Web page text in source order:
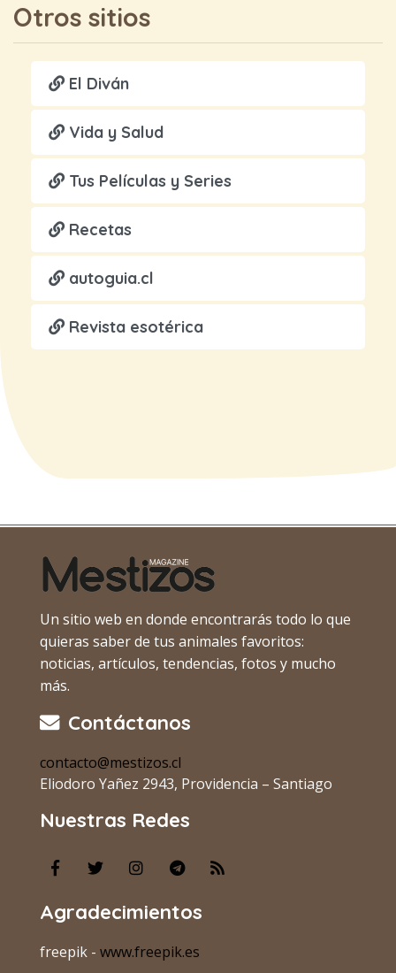
Otros sitios
El Diván
Vida y Salud
Tus Películas y Series
Recetas
autoguia.cl
Revista esotérica
Un sitio web en donde encontrarás todo lo que
quieras saber de tus animales favoritos:
noticias, artículos, tendencias, fotos y mucho
más.
Contáctanos
contacto@mestizos.cl
Eliodoro Yañez 2943, Providencia – Santiago
Nuestras Redes
Agradecimientos
freepik - www.freepik.es